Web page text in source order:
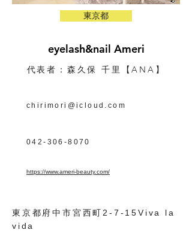
東京都
eyelash&nail Ameri
代表者：森久保 千里 【ANA】
chirimori@icloud.com
042-306-8070
https://www.ameri-beauty.com/
東京都府中市宮西町2-7-15Viva la
vida